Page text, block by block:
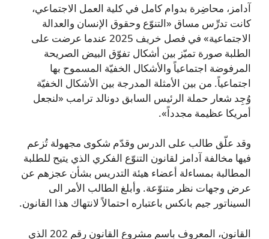
آدامز، محاضِرة بدوام كامل في كلية العمل الاجتماعي،
كانت تدرِّس مساق «التنوّع وحقوق الإنسان والعدالة
الاجتماعية» في فصل خريف 2025 عندما عرضت على
الطلبة صورة تميّز بين أشكال تفوّق البيض الصريحة
المرفوضة اجتماعياً والأشكال الخفيّة المسموح بها
اجتماعياً. من بين الأمثلة المدرجة بين الأشكال الخفيّة
وُجِد شعار حملة الرئيس السابق دونالد ترامب «لنجعل
أمريكا عظيمة مجدداً».
وقد علّق طالب على الدرس وقدّم شكوى مجهولة تُزعم
فيها مخالفة آدامز لقانون التنوّع الفكري الذي يتيح للطلبة
المطالبة بمساءلة أعضاء هيئة التدريس بشأن عجزهم عن
عرض وجهات نظر متنوّعة. وأبلغ الطالب الأمر الى
السيناتور جيم بانكس باعتباره احتمالاً لانتهاك هذا القانون.
القانون، المعروف باسم مشروع القانون رقم 202 الذي